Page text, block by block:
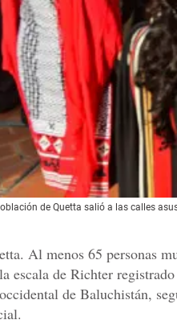
de Quetta salió a las calles
Al menos 65 personas
escala de Richter
de Baluchistán,